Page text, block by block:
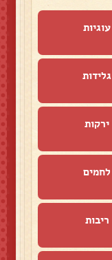
עוגיות
גלידות
ירקות
לחמים
ריבות